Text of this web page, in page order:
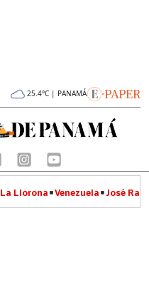
25.4°C | PANAMÁ
La Llorona Venezuela José